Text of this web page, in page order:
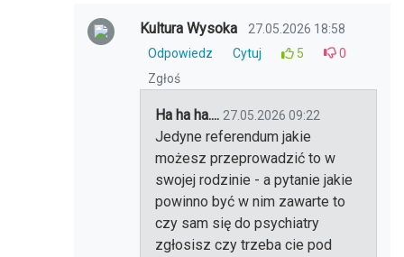
Kultura Wysoka
27.05.2026 18:58
Odpowiedz
Cytuj 5
0
Zgłoś
Ha ha ha.... 27.05.2026 09:22
Jedyne referendum jakie
możesz przeprowadzić to w
swojej rodzinie - a pytanie jakie
powinno być w nim zawarte to
czy sam się do psychiatry
zgłosisz czy trzeba cie pod